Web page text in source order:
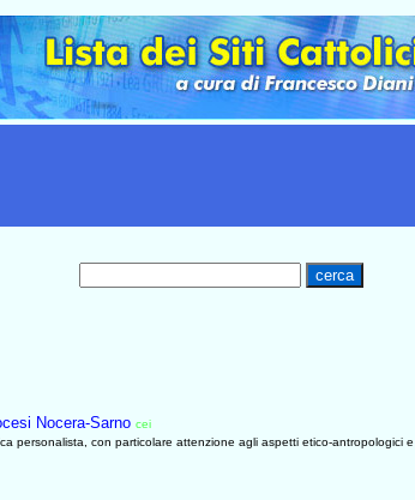
Nocera-Sarno cei
personalista, con particolare attenzione agli aspetti etico-antropologici